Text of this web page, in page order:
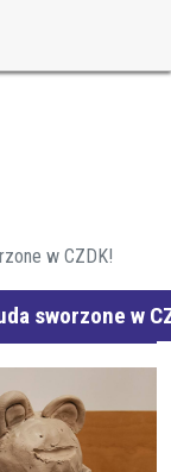
w CZDK!
sworzone w